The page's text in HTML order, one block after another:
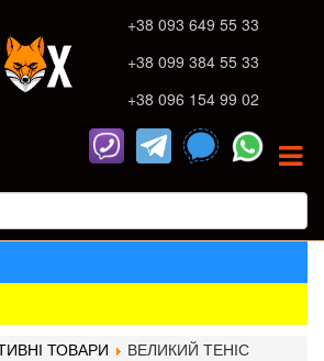
+38 093 649 55 33
+38 099 384 55 33
+38 096 154 99 02
ТОВАРИ ВЕЛИКИЙ ТЕНІС